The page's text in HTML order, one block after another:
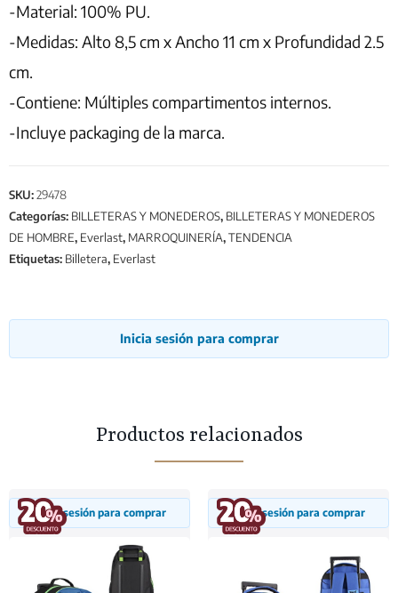
-Material: 100% PU.
-Medidas: Alto 8,5 cm x Ancho 11 cm x Profundidad 2.5
cm.
-Contiene: Múltiples compartimentos internos.
-Incluye packaging de la marca.
SKU:29478
Categorías: BILLETERAS Y MONEDEROS, BILLETERAS Y MONEDEROS
DE HOMBRE, Everlast, MARROQUINERÍA,TENDENCIA
Etiquetas: Billetera, Everlast
Inicia sesión para comprar
Productos relacionados
Inicia sesión para comprar Inicia sesión para comprar